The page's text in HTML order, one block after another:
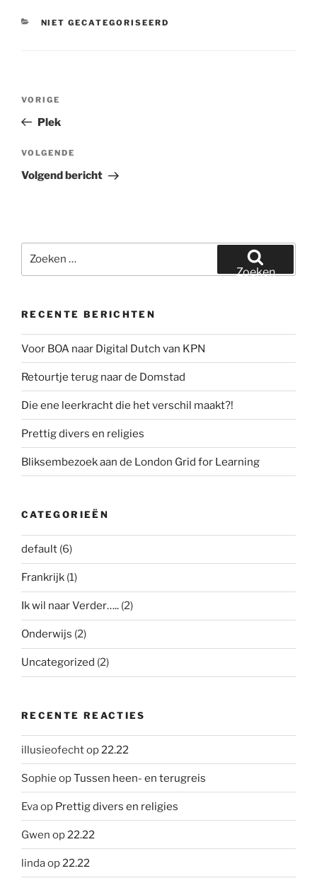
CATEGORIEËN
NIET GECATEGORISEERD
Vorig
bericht
VORIGE
Plek
Volgend
bericht
VOLGENDE
Volgend bericht
naar:
Zoeken
RECENTE BERICHTEN
Voor BOA naar Digital Dutch van KPN
Retourtje terug naar de Domstad
Die ene leerkracht die het verschil maakt?!
Prettig divers en religies
Bliksembezoek aan de London Grid for Learning
CATEGORIEËN
default (6)
Frankrijk (1)
Ik wil naar Verder….. (2)
Onderwijs (2)
Uncategorized (2)
RECENTE REACTIES
illusieofechtop22.22
Sophie opTussen heen- en terugreis
Evaop Prettig divers en religies
Gwen op22.22
lindaop22.22